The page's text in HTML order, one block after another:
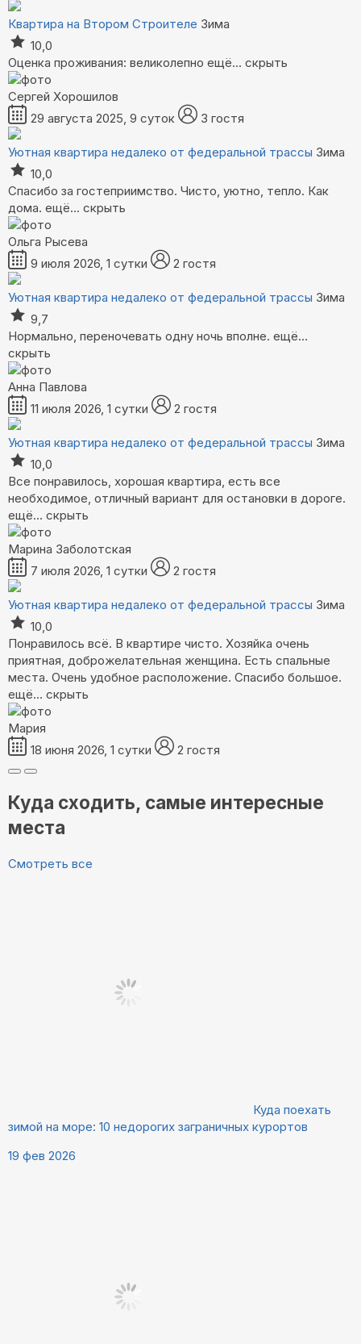
Квартира на Втором Строителе Зима
10,0
Оценка проживания: великолепно ещё... скрыть
Сергей Хорошилов
29 августа 2025, 9 суток
3 гостя
Уютная квартира недалеко от федеральной трассы Зима
10,0
Спасибо за гостеприимство. Чисто, уютно, тепло. Как
дома. ещё... скрыть
Ольга Рысева
9 июля 2026, 1 сутки
2 гостя
Уютная квартира недалеко от федеральной трассы Зима
9,7
Нормально, переночевать одну ночь вполне. ещё...
скрыть
Анна Павлова
11 июля 2026, 1 сутки
2 гостя
Уютная квартира недалеко от федеральной трассы Зима
10,0
Все понравилось, хорошая квартира, есть все
необходимое, отличный вариант для остановки в дороге.
ещё... скрыть
Марина Заболотская
7 июля 2026, 1 сутки
2 гостя
Уютная квартира недалеко от федеральной трассы Зима
10,0
Понравилось всё. В квартире чисто. Хозяйка очень
приятная, доброжелательная женщина. Есть спальные
места. Очень удобное расположение. Спасибо большое.
ещё... скрыть
Мария
18 июня 2026, 1 сутки
2 гостя
Куда сходить, самые интересные
места
Смотреть все
Куда поехать
зимой на море: 10 недорогих заграничных курортов
19 фев 2026